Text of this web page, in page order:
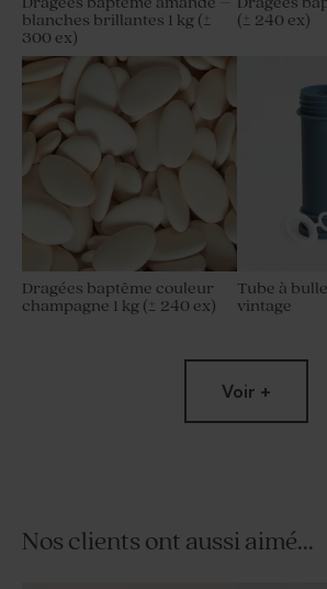
blanches brillantes 1 kg (±
300 ex)
(± 240 ex)
Dragées baptême couleur
champagne 1 kg (± 240 ex)
Tube à
vintage
Voir +
Nos clients ont aussi aimé...